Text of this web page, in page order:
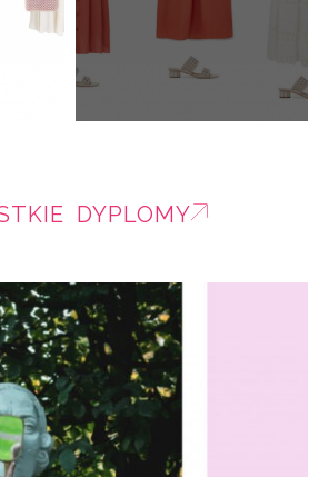
DYPLOMY